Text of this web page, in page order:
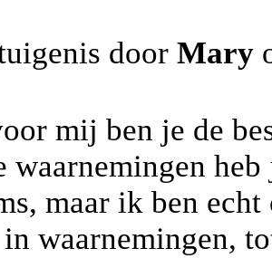
door Mary
mij ben je de
waarnemingen
maar ik ben
in waarnemingen,